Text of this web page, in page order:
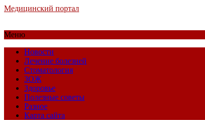
Медицинский портал
Меню
Новости
Лечение болезней
Стоматология
ЗОЖ
Здоровье
Полезные советы
Разное
Карта сайта